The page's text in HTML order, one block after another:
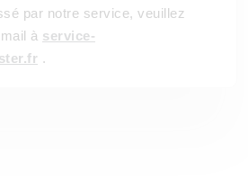
par notre service, veuillez
à service-
.